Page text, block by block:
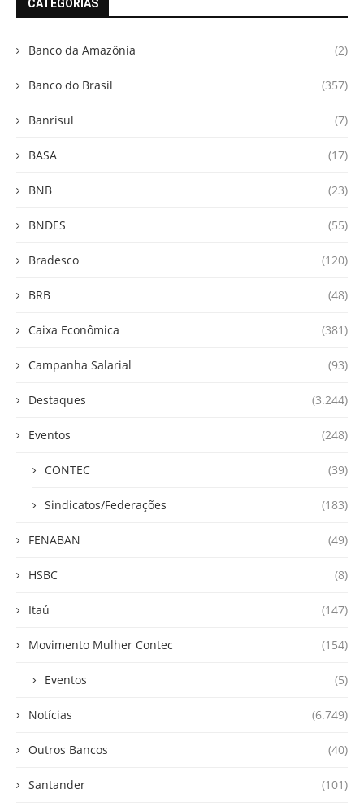
CATEGORIAS
Banco da Amazônia (2)
Banco do Brasil (357)
Banrisul (7)
BASA (17)
BNB (23)
BNDES (55)
Bradesco (120)
BRB (48)
Caixa Econômica (381)
Campanha Salarial (93)
Destaques (3.244)
Eventos (248)
CONTEC (39)
Sindicatos/Federações (183)
FENABAN (49)
HSBC (8)
Itaú (147)
Movimento Mulher Contec (154)
Eventos (5)
Notícias (6.749)
Outros Bancos (40)
Santander (101)